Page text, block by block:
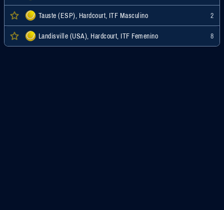
Tauste (ESP), Hardcourt, ITF Masculino 2
Landisville (USA), Hardcourt, ITF Femenino 8